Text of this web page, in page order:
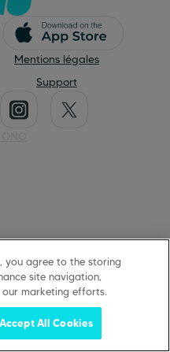
Mentions légales
Support
you agree to the storing
site navigation,
our marketing efforts.
Accept All Cookies